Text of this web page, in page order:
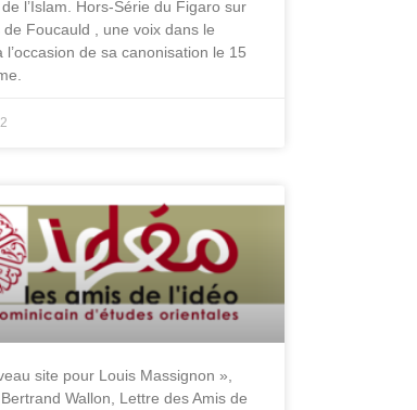
l’Islam. Hors-Série du Figaro sur
de Foucauld , une voix dans le
l’occasion de sa canonisation le 15
site pour Louis Massignon »,
Wallon, Lettre des Amis de